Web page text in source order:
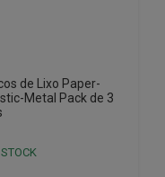
de Lixo Paper-
Metal Pack de 3